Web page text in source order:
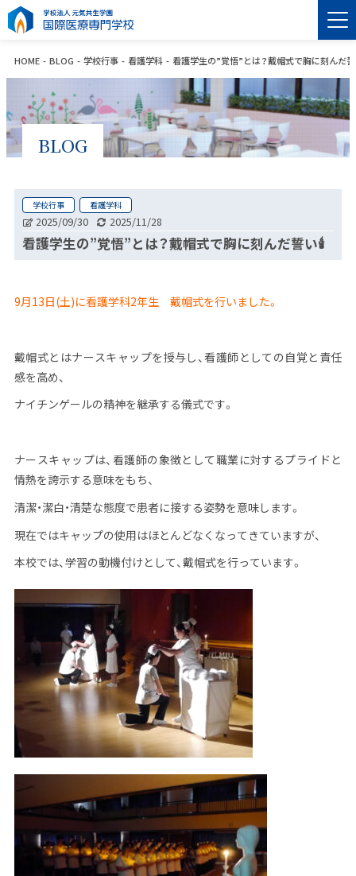
HOME BLOG 学校行事 看護学科 看護学生の”覚悟”とは？戴帽式で胸に刻んだ
BLOG
学校行事 看護学科
2025/09/30 2025/11/28
看護学生の”覚悟”とは？戴帽式で胸に刻んだ誓い🕯️
9月13日(土)に看護学科2年生 戴帽式を行いました。
戴帽式とはナースキャップを授与し、看護師としての自覚と責任
感を高め、
ナイチンゲールの精神を継承する儀式です。
ナースキャップは、看護師の象徴として職業に対するプライドと
情熱を誇示する意味をもち、
清潔・潔白・清楚な態度で患者に接する姿勢を意味します。
現在ではキャップの使用はほとんどなくなってきていますが、
本校では、学習の動機付けとして、戴帽式を行っています。